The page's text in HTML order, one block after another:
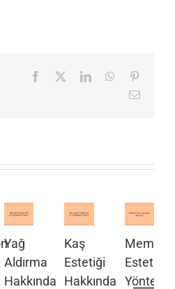
Facebook LinkedInWhatsApp
E-
Yağ
Aldırma
Hakkında
Kaş
Estetiği
Hakkında
Meme
Estetiği